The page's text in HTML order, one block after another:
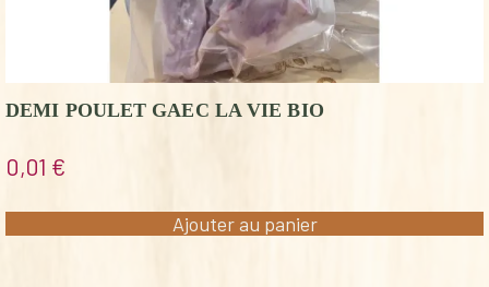
DEMI POULET GAEC LA VIE BIO
0,01 €
Ajouter au panier